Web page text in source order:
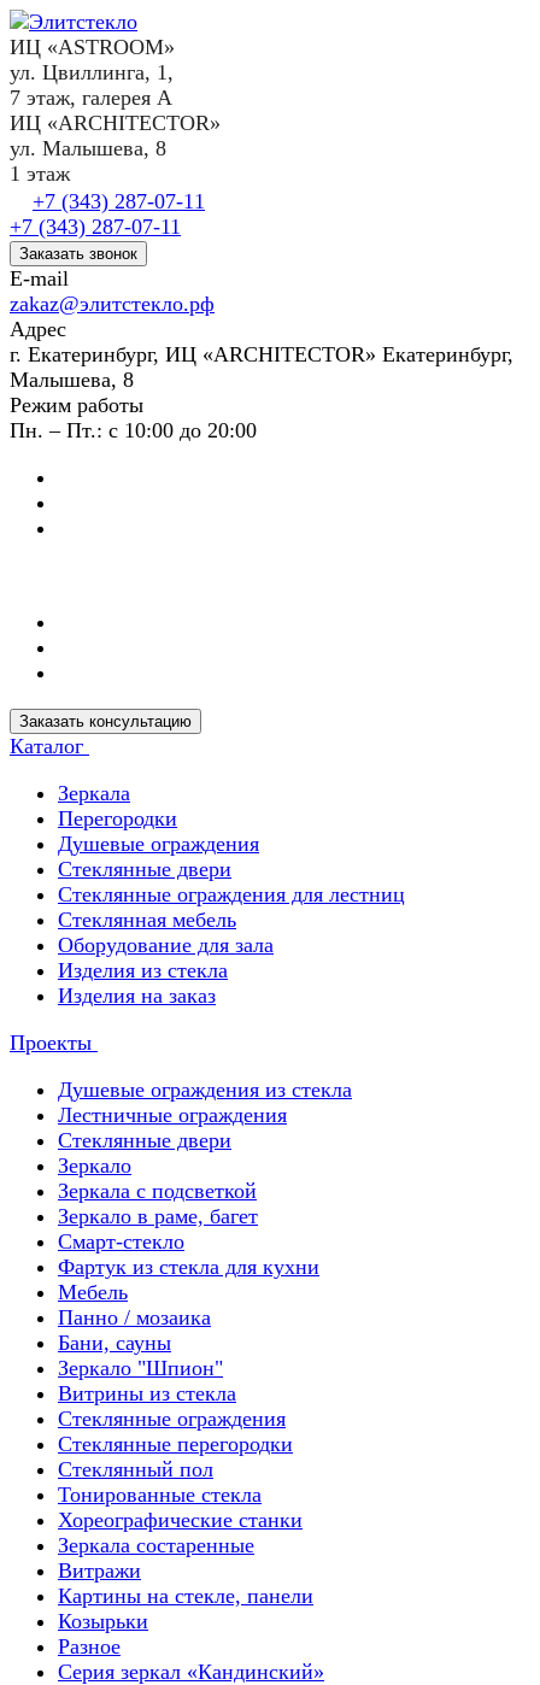
ИЦ «ASTROOM»
ул. Цвиллинга, 1,
7 этаж, галерея А
ИЦ «ARCHITECTOR»
ул. Малышева, 8
1 этаж
+7 (343) 287-07-11
+7 (343) 287-07-11
Заказать звонок
E-mail
zakaz@элитстекло.рф
Адрес
г. Екатеринбург, ИЦ «ARCHITECTOR» Екатеринбург,
Малышева, 8
Режим работы
Пн. – Пт.: с 10:00 до 20:00
Заказать консультацию
Каталог
Зеркала
Перегородки
Душевые ограждения
Стеклянные двери
Стеклянные ограждения для лестниц
Стеклянная мебель
Оборудование для зала
Изделия из стекла
Изделия на заказ
Проекты
Душевые ограждения из стекла
Лестничные ограждения
Стеклянные двери
Зеркало
Зеркала с подсветкой
Зеркало в раме, багет
Смарт-стекло
Фартук из стекла для кухни
Мебель
Панно / мозаика
Бани, сауны
Зеркало "Шпион"
Витрины из стекла
Стеклянные ограждения
Стеклянные перегородки
Стеклянный пол
Тонированные стекла
Хореографические станки
Зеркала состаренные
Витражи
Картины на стекле, панели
Козырьки
Разное
Серия зеркал «Кандинский»